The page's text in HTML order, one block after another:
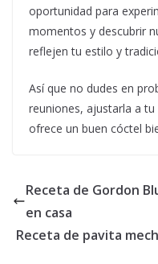
oportunidad para
momentos y descubrir
reflejen tu estilo y
Así que no dudes en
reuniones, ajustarla a
ofrece un buen cóctel
Receta de Gordon
en casa
Receta de pavita